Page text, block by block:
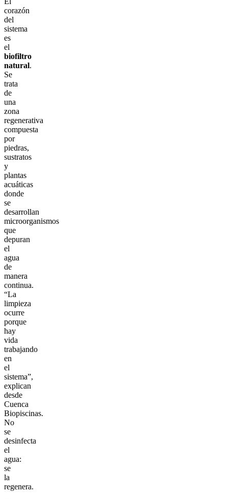
corazón
del
sistema
es
el
biofiltro
natural.
Se
trata
de
una
zona
regenerativa
compuesta
por
piedras,
sustratos
y
plantas
acuáticas
donde
se
desarrollan
microorganismos
que
depuran
el
agua
de
manera
continua.
“La
limpieza
ocurre
porque
hay
vida
trabajando
en
el
sistema”,
explican
desde
Cuenca
Biopiscinas.
No
se
desinfecta
el
agua:
se
la
regenera.